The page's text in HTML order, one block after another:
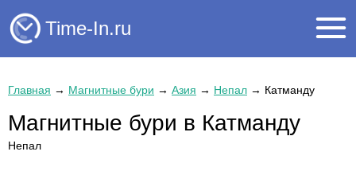
Time-In.ru
Главная → Магнитные бури → Азия → Непал → Катманду
Магнитные бури в Катманду
Непал